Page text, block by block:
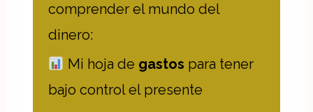
comprender el mundo del
dinero:
Mi hoja de gastos para tener
bajo control el presente